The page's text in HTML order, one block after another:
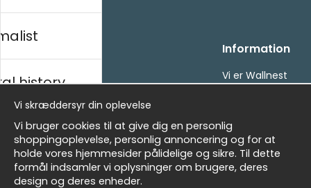
Kontakt os
- Returer och återbetalningar
- Leverans - enkelt, snabbt &amp; gratis
Om cookies
Mine favoritter
Information
Vi er Wallnest
Nyhedsbrev
history
Vi skræddersyr din oplevelse
Vi bruger cookies til at give dig en personlig
shoppingoplevelse, personlig annoncering og for at
holde vores hjemmesider pålidelige og sikre. Til dette
formål indsamler vi oplysninger om brugere, deres
design og deres enheder.